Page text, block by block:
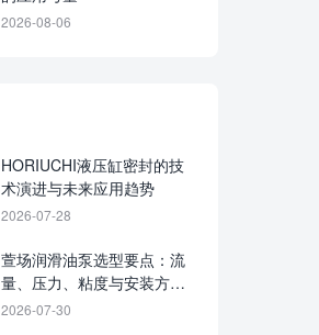
2026-08-06
HORIUCHI液压缸密封的技
术演进与未来应用趋势
2026-07-28
萱场润滑油泵选型要点：流
量、压力、粘度与安装方式
如何匹配
2026-07-30